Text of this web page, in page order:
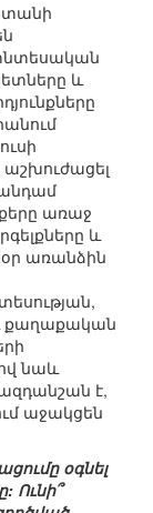
և
առաջ
և
առանձին
քաղաքական
նաև
է,
աջակցեն
օգնել
Ունի՞